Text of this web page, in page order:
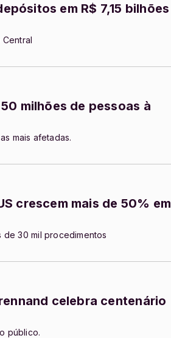
em R$ 7,15 bilhões
milhões de pessoas à
mais afetadas.
crescem mais de 50% em
de 30 mil procedimentos
celebra centenário
público.